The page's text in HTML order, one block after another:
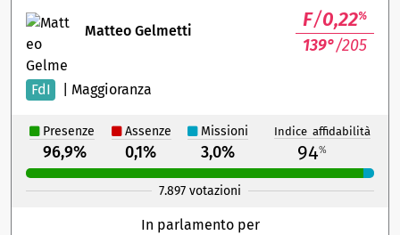
Matteo Gelmetti F/0,22%
139°/205
FdI Maggioranza
Presenze Assenze Missioni Indice affidabilità
96,9% 0,1% 3,0% 94%
7.897 votazioni
In parlamento per